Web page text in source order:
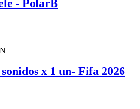
- PolarB
x 1 un- Fifa 2026